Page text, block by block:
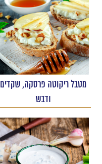
מטבל ריקוטה פרסקה, שקדים
ודבש